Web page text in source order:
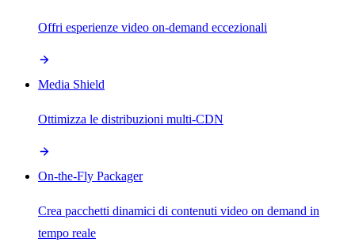
Offri esperienze video on-demand eccezionali
Media Shield
Ottimizza le distribuzioni multi-CDN
On-the-Fly Packager
Crea pacchetti dinamici di contenuti video on demand in
tempo reale